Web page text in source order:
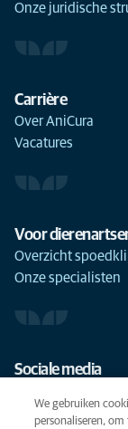
Onze juridische
Carrière
Over AniCura
Vacatures
Voor
Overzicht
Onze specialisten
Sociale media
We gebruiken
personaliseren,